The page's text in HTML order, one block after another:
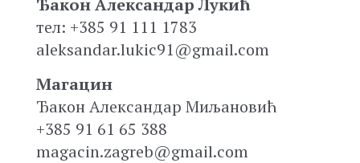
тел: +385 91 111 1783
aleksandar.lukic91@gmail.com
Магацин
Ђакон Александар Миљановић
+385 91 61 65 388
magacin.zagreb@gmail.com